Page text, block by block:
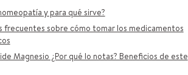
y para qué sirve?
frecuentes sobre cómo tomar los medicamentos
Magnesio ¿Por qué lo notas? Beneficios de este